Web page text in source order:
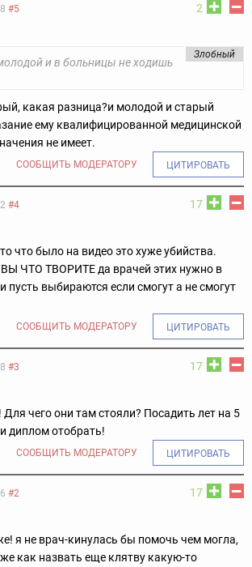
2
#5
Злобный
и в больницы не ходишь
какая разница?и молодой и старый
ему квалифицированной медицинской
не имеет.
СООБЩИТЬ МОДЕРАТОРУ ЦИТИРОВАТЬ
17
#4
что было на видео это хуже убийства.
ЧТО ТВОРИТЕ да врачей этих нужно в
пусть выбираются если смогут а не смогут
СООБЩИТЬ МОДЕРАТОРУ ЦИТИРОВАТЬ
17
#3
чего они там стояли? Посадить лет на 5
диплом отобрать!
СООБЩИТЬ МОДЕРАТОРУ ЦИТИРОВАТЬ
17
#2
я не врач-кинулась бы помочь чем могла,
как назвать еще клятву какую-то